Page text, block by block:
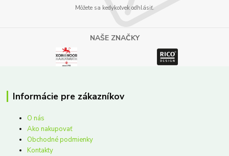
Môžete sa kedykoľvek odhlásiť.
NAŠE ZNAČKY
Informácie pre zákazníkov
O nás
Ako nakupovať
Obchodné podmienky
Kontakty